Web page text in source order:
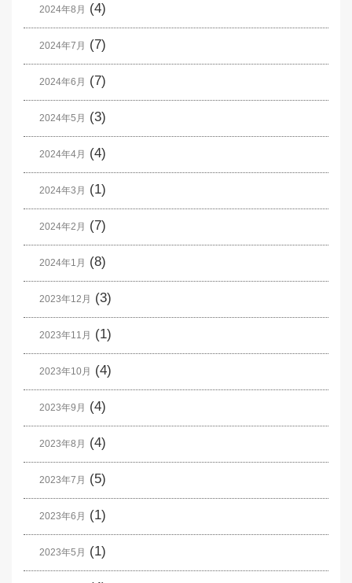
2024年8月 (4)
2024年7月 (7)
2024年6月 (7)
2024年5月 (3)
2024年4月 (4)
2024年3月 (1)
2024年2月 (7)
2024年1月 (8)
2023年12月 (3)
2023年11月 (1)
2023年10月 (4)
2023年9月 (4)
2023年8月 (4)
2023年7月 (5)
2023年6月 (1)
2023年5月 (1)